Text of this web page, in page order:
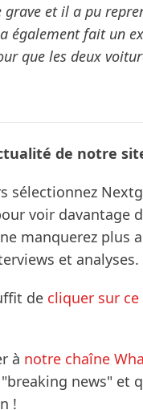
grave et il a pu
également fait un
que les deux
de notre
sélectionnez
voir davantage
manquerez plus
et analyses.
de cliquer sur
à notre chaîne
news" et
!